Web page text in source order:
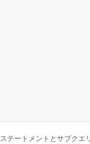
ステートメントとサブクエ